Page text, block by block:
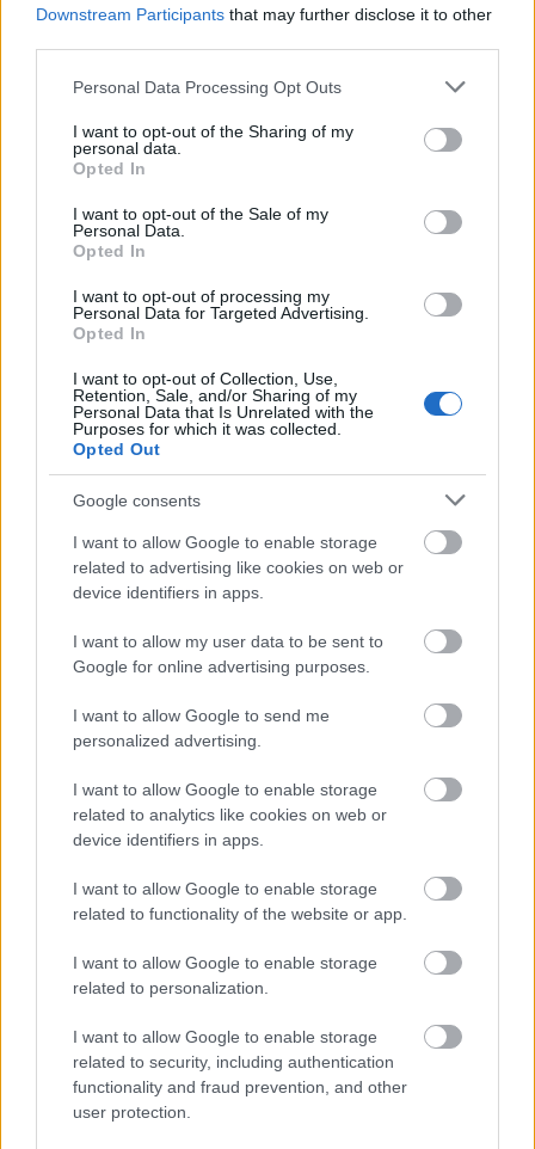
Downstream Participants that may further disclose it to other
Please note that this website/app uses one or more Google
not limited to your visit or usage behaviour. You may click to
grant or deny consent to Google and its third-party tags to
use your data for below specified purposes in below Google
consent section.
Personal Data Processing Opt Outs
I want to opt-out of the Sharing of my
personal data.
Opted In
I want to opt-out of the Sale of my
Personal Data.
Opted In
I want to opt-out of processing my
Personal Data for Targeted Advertising.
Opted In
I want to opt-out of Collection, Use,
Retention, Sale, and/or Sharing of my
Personal Data that Is Unrelated with the
Purposes for which it was collected.
Opted Out
Google consents
I want to allow Google to enable storage
related to advertising like cookies on web or
device identifiers in apps.
I want to allow my user data to be sent to
Google for online advertising purposes.
I want to allow Google to send me
personalized advertising.
I want to allow Google to enable storage
related to analytics like cookies on web or
device identifiers in apps.
I want to allow Google to enable storage
related to functionality of the website or app.
I want to allow Google to enable storage
related to personalization.
I want to allow Google to enable storage
related to security, including authentication
functionality and fraud prevention, and other
user protection.
Kiugró járomcsontú keleties férfiak és asszonyok
mellett egy-egy északi vonású szépség, vagy éppen
betegségtől eltorzított emberfej. Az anatómia
szabályai szerint, figyelemre méltó munkák
születtek, amelyeket a Magyar Képzőművészek
Szövetsége és az Itthon Európában a Művészetért
Közhasznú Alapítvány jóvoltából kiállításon,
Semmelweis Kiadó közreműködésével pedig
kötetben is megismerhetünk
. Ha kedvünk van egy
harmadik, szellemi útra a koponyától az arcig, a
tudománytól a művészetig.
A kiállítás még négy napig, november 27-éig
Szövetségének kiállítótermében (1061 Bp. Andrássy
út 6. I. em.).
Címkék:hírek tudomány régészet kiállítás antropológia
középkor könyvajánló sír hulla
Ajánlott bejegyzések:
Honfoglaló harcos tárgyai három
dimenzióban
Fémkeresőzésről az MTV1-en